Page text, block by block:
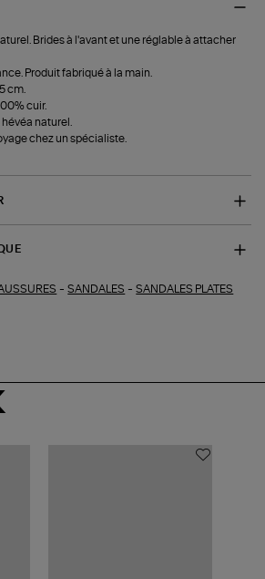
Brides à l'avant et une réglable à attacher
Produit fabriqué à la main.
cm.
cuir.
naturel.
chez un spécialiste.
-SANDALES -SANDALES PLATES